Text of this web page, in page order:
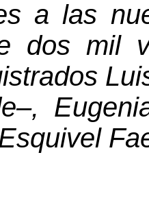
a las
dos mil
–,